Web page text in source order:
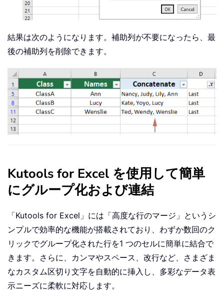
結果は次のようになります。補助列が不要になったら、最
後の補助列を削除できます。
Kutools for Excel を使用して簡単
にグループ化および連結
「Kutools for Excel」には「高度な行のマージ」というシ
ンプルで効率的な機能が搭載されており、わずか数回のク
リックでグループ化された行を1 つのセルに簡単に結合で
きます。さらに、カンマやスペース、改行など、さまざま
なカスタム区切り文字を自動的に挿入し、多彩なデータ表
示ニーズに柔軟に対応します。